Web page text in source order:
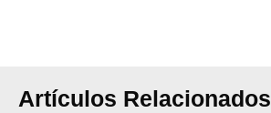
Artículos Relacionados